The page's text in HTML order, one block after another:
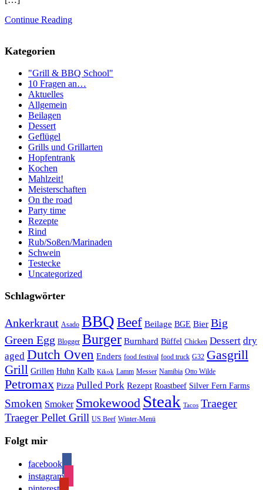
Continue Reading
Kategorien
"Grill & BBQ School"
10 Fragen an…
Aktuelles
Allgemein
Beilagen
Dessert
Geflügel
Grills und Grillarten
Hopfentrank
Kochen
Mahlzeit!
Meisterschaften
On the road
Party time
Rezepte
Rind
Rub/Soßen/Marinaden
Schwein
Testecke
Uncategorized
Schlagwörter
Ankerkraut Asado BBQBeef Beilage BGE Bier Big
Green Egg Blogger Burger Burnhard Büffel Chicken Dessert dry
aged Dutch Oven Enders food festival food truck G32 Gasgrill
Grill Grillen Huhn Kalb Kikok Lamm Messer Namibia Otto Wilde
Petromax Pizza Pulled Pork Rezept Roastbeef Silver Fern Farms
Smoken Smoker Smokewood Steak Tacos Traeger
Traeger Pellet Grill US Beef Winter-Menü
Folgt mir
facebook
instagram